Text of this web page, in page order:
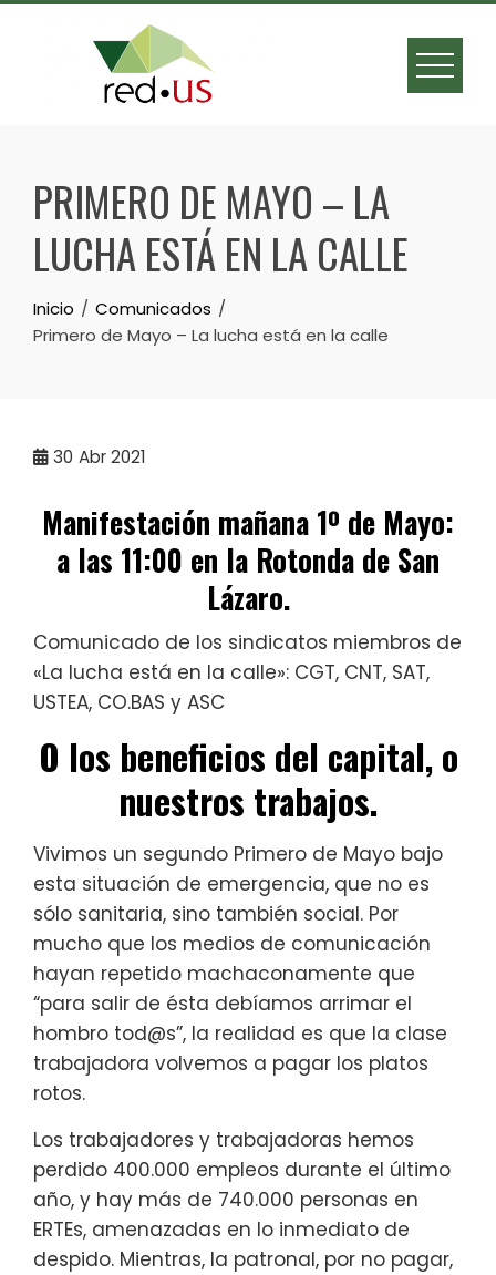
Skip
PRIMERO DE MAYO – LA
LUCHA ESTÁ EN LA CALLE
Inicio
Comunicados
Primero de Mayo – La lucha está en la calle
30 Abr 2021
Manifestación mañana 1º de Mayo:
a las 11:00 en la Rotonda de San
Lázaro.
Comunicado de los sindicatos miembros de
«La lucha está en la calle»: CGT, CNT, SAT,
USTEA, CO.BAS y ASC
O los beneficios del capital, o
nuestros trabajos.
Vivimos un segundo Primero de Mayo bajo
esta situación de emergencia, que no es
sólo sanitaria, sino también social. Por
mucho que los medios de comunicación
hayan repetido machaconamente que
“para salir de ésta debíamos arrimar el
hombro tod@s”, la realidad es que la clase
trabajadora volvemos a pagar los platos
rotos.
Los trabajadores y trabajadoras hemos
perdido 400.000 empleos durante el último
año, y hay más de 740.000 personas en
ERTEs, amenazadas en lo inmediato de
despido. Mientras, la patronal, por no pagar,